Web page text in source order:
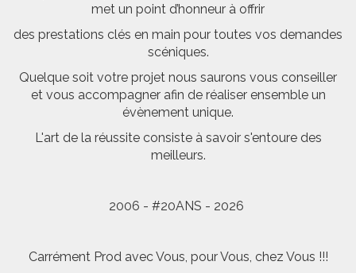
met un point d’honneur à offrir
des prestations clés en main pour toutes vos demandes
scéniques.
Quelque soit votre projet nous saurons vous conseiller
et vous accompagner afin de réaliser ensemble un
évènement unique.
L'art de la réussite consiste à savoir s'entoure des
meilleurs.
2006 - #20ANS - 2026
Carrément Prod avec Vous, pour Vous, chez Vous !!!